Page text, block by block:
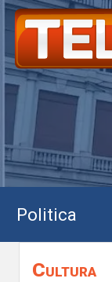
Politica
Cultura